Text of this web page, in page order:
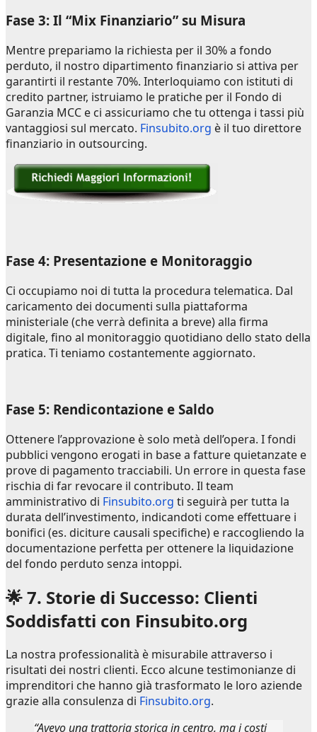
Fase 3: Il “Mix Finanziario” su Misura
Mentre prepariamo la richiesta per il 30% a fondo
perduto, il nostro dipartimento finanziario si attiva per
garantirti il restante 70%. Interloquiamo con istituti di
credito partner, istruiamo le pratiche per il Fondo di
Garanzia MCC e ci assicuriamo che tu ottenga i tassi più
vantaggiosi sul mercato. Finsubito.org è il tuo direttore
finanziario in outsourcing.
Fase 4: Presentazione e Monitoraggio
Ci occupiamo noi di tutta la procedura telematica. Dal
caricamento dei documenti sulla piattaforma
ministeriale (che verrà definita a breve) alla firma
digitale, fino al monitoraggio quotidiano dello stato della
pratica. Ti teniamo costantemente aggiornato.
Fase 5: Rendicontazione e Saldo
Ottenere l’approvazione è solo metà dell’opera. I fondi
pubblici vengono erogati in base a fatture quietanzate e
prove di pagamento tracciabili. Un errore in questa fase
rischia di far revocare il contributo. Il team
amministrativo di Finsubito.org ti seguirà per tutta la
durata dell’investimento, indicandoti come effettuare i
bonifici (es. diciture causali specifiche) e raccogliendo la
documentazione perfetta per ottenere la liquidazione
del fondo perduto senza intoppi.
🌟 7. Storie di Successo: Clienti
Soddisfatti con Finsubito.org
La nostra professionalità è misurabile attraverso i
risultati dei nostri clienti. Ecco alcune testimonianze di
imprenditori che hanno già trasformato le loro aziende
grazie alla consulenza di Finsubito.org.
“Avevo una trattoria storica in centro, ma i costi